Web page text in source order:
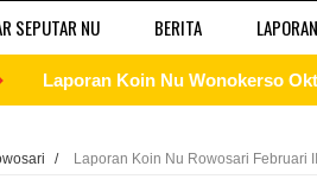
SEPUTAR NU BERITA
Laporan Koin Nu Wonokerso
/ Laporan Koin Nu Rowosari Februari